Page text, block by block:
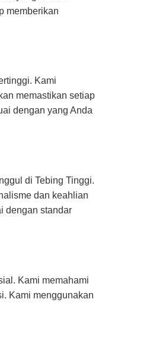
memberikan
Kami
memastikan setiap
dengan yang Anda
di Tebing Tinggi.
dan keahlian
dengan standar
Kami memahami
Kami menggunakan